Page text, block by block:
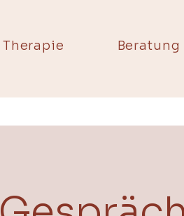
Therapie Beratung